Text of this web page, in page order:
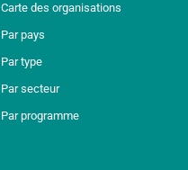
Carte des organisations
Par pays
Par type
Par secteur
Par programme